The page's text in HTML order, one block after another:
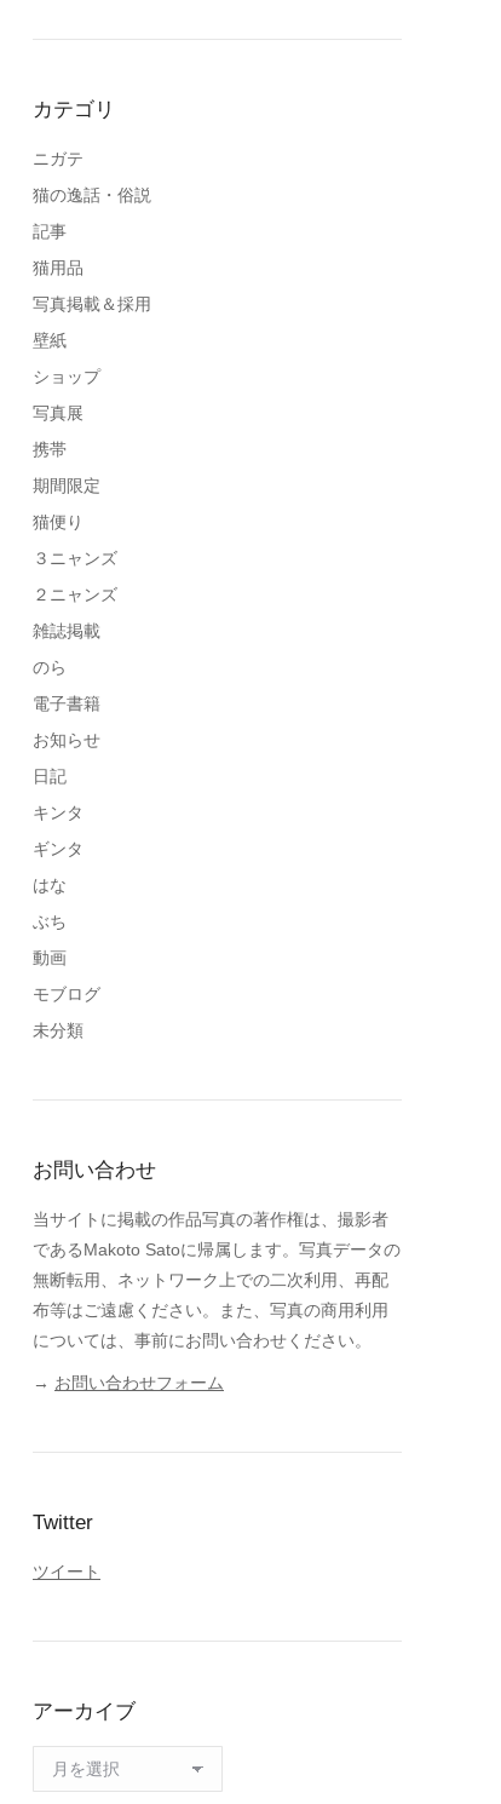
カテゴリ
ニガテ
猫の逸話・俗説
記事
猫用品
写真掲載＆採用
壁紙
ショップ
写真展
携帯
期間限定
猫便り
３ニャンズ
２ニャンズ
雑誌掲載
のら
電子書籍
お知らせ
日記
キンタ
ギンタ
はな
ぶち
動画
モブログ
未分類
お問い合わせ
当サイトに掲載の作品写真の著作権は、撮影者
であるMakoto Satoに帰属します。写真データの
無断転用、ネットワーク上での二次利用、再配
布等はご遠慮ください。また、写真の商用利用
については、事前にお問い合わせください。
→ お問い合わせフォーム
Twitter
ツイート
アーカイブ
ー